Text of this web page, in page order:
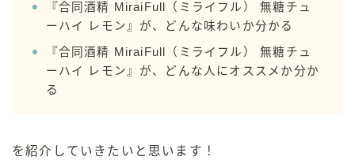
濃いめのレモンサワー
三ツ星グレフルサワー
99.99（フォーナイン）
愛のスコールホワイトサワー
『合同酒精 MiraiFull（ミライフル） 無糖チュ
ーハイ レモン』が、どんな味わいか分かる
『合同酒精 MiraiFull（ミライフル） 無糖チュ
ーハイ レモン』が、どんな人にオススメか分か
る
を紹介していきたいと思います！